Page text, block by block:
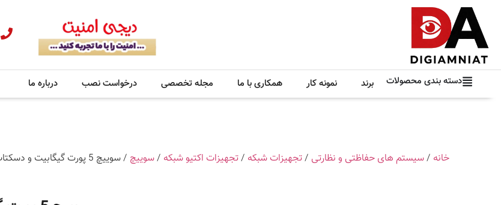
دسته بندی محصولات برند نمونه کار همکاری با ما مجله تخصصی درخواست نصب درباره ما
خانه /سیستم های حفاظتی و نظارتی /تجهیزات شبکه /تجهیزات اکتیو شبکه /سوییچ / سوییچ 5 پورت گیگابیت و دسکتاپ تی پی-لینک مدل TL-SG1005D